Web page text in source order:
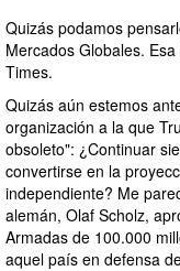
Quizás podamos
Mercados Globales. Esa
Times.
Quizás aún estemos
organización a la que
obsoleto": ¿Continuar
convertirse en la
independiente? Me
alemán, Olaf Scholz,
Armadas de 100.000
aquel país en defensa